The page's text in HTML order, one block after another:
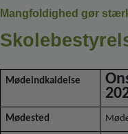
Mangfoldighed gør
Mødeindkaldelse
Mødested